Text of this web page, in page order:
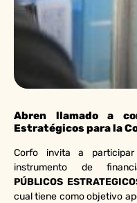
Abren llamado a
Estratégicos para la
Corfo invita a
instrumento de
PÚBLICOS
cual tiene como objetivo